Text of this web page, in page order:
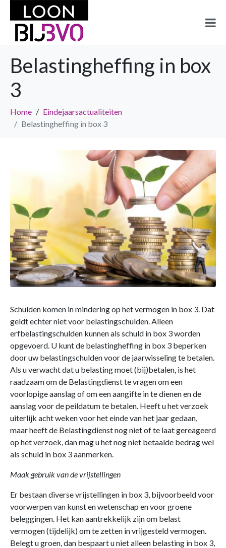
Belastingheffing in box
3
Home
Eindejaarsactualiteiten
Belastingheffing in box 3
Schulden komen in mindering op het vermogen in box 3. Dat
geldt echter niet voor belastingschulden. Alleen
erfbelastingschulden kunnen als schuld in box 3 worden
opgevoerd. U kunt de belastingheffing in box 3 beperken
door uw belastingschulden voor de jaarwisseling te betalen.
Als u verwacht dat u belasting moet (bij)betalen, is het
raadzaam om de Belastingdienst te vragen om een
voorlopige aanslag of om een aangifte in te dienen en de
aanslag voor de peildatum te betalen. Heeft u het verzoek
uiterlijk acht weken voor het einde van het jaar gedaan,
maar heeft de Belastingdienst nog niet of te laat gereageerd
op het verzoek, dan mag u het nog niet betaalde bedrag wel
als schuld in box 3 aanmerken.
Maak gebruik van de vrijstellingen
Er bestaan diverse vrijstellingen in box 3, bijvoorbeeld voor
voorwerpen van kunst en wetenschap en voor groene
beleggingen. Het kan aantrekkelijk zijn om belast
vermogen (tijdelijk) om te zetten in vrijgesteld vermogen.
Belegt u groen, dan bespaart u niet alleen belasting in box 3,